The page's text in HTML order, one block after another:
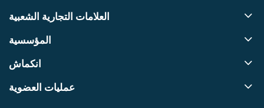
العلامات التجارية الشعبية
المؤسسية
انكماش
عمليات العضوية